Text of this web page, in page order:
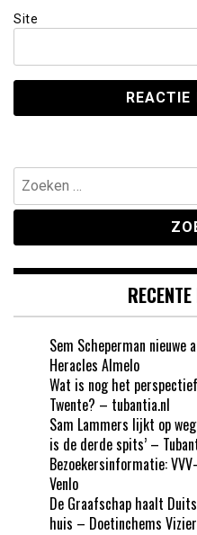
Site
Zoeken
naar:
Sem Scheperman nieuwe
Heracles Almelo
Wat is nog het
Twente? – tubantia.nl
Sam Lammers lijkt op
is de derde spits’ –
Bezoekersinformatie:
Venlo
De Graafschap haalt
huis – Doetinchems Vizier